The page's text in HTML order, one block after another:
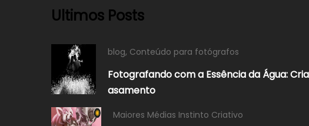
Ultimos Posts
blog, Conteúdo para fotógrafos
Fotografando com a Essência da Água:
asamento
Maiores Médias Instinto Criativo